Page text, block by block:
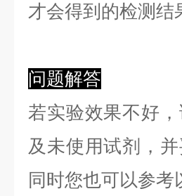
才会得到的检测结
问题解答
若实验效果不好
及未使用试剂，
同时您也可以参考